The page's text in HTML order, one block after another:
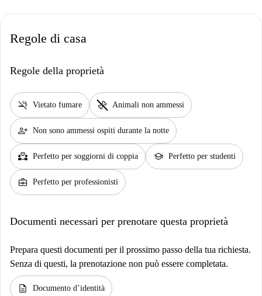
Regole di casa
Regole della proprietà
smoke_free Vietato fumare pet_supplies Animali non ammessi
person_add Non sono ammessi ospiti durante la notte
partner_heart Perfetto per soggiorni di coppia school Perfetto per studenti
business_center Perfetto per professionisti
Documenti necessari per prenotare questa proprietà
Prepara questi documenti per il prossimo passo della tua richiesta.
Senza di questi, la prenotazione non può essere completata.
description Documento d’identità